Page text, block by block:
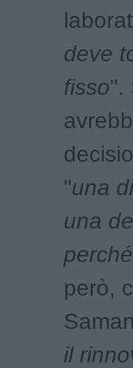
deve
fisso".
"una
una
però,
il